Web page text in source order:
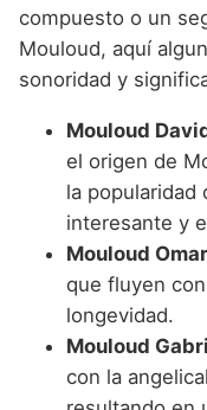
compuesto o un
Mouloud, aquí
sonoridad y
Mouloud
el origen de
la popularidad
interesante y
Mouloud
que fluyen
longevidad.
Mouloud
con la